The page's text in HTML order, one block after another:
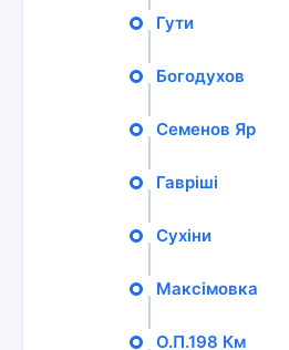
Гути
Богодухов
Семенов Яр
Гавріші
Сухіни
Максімовка
О.П.198 Км